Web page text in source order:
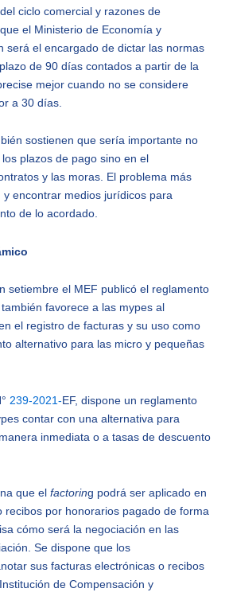
ciclo comercial y razones de
el Ministerio de Economía y
será el encargado de dictar las normas
de 90 días contados a partir de la
mejor cuando no se considere
a 30 días.
sostienen que sería importante no
plazos de pago sino en el
y las moras. El problema más
encontrar medios jurídicos para
de lo acordado.
setiembre el MEF publicó el reglamento
favorece a las mypes al
el registro de facturas y su uso como
alternativo para las micro y pequeñas
239-2021-EF, dispone un reglamento
contar con una alternativa para
inmediata o a tasas de descuento
que el factoring podrá ser aplicado en
recibos por honorarios pagado de forma
cómo será la negociación en las
Se dispone que los
sus facturas electrónicas o recibos
de Compensación y